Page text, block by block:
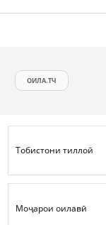
ОИЛА.ТЧ
Тобистони тиллоӣ
Моҷарои оилавӣ